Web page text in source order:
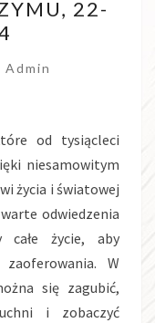
22-
Admin
od tysiącleci
niesamowitym
życia i światowej
odwiedzenia
całe życie, aby
W
się zagubić,
i zobaczyć